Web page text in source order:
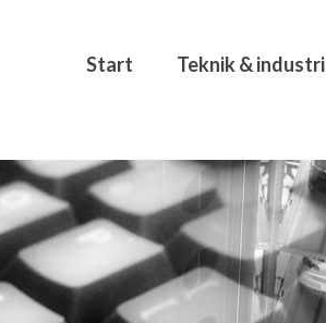
Start Teknik & industri